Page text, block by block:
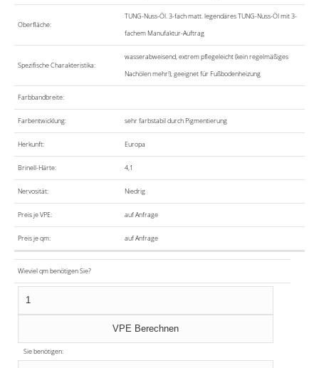
Oberfläche:
TUNG-Nuss-Öl. 3-fach matt. legendäres TUNG-Nuss-Öl mit 3-
fachem Manufaktur-Auftrag
Spezifische Charakteristika:
wasserabweisend, extrem pflegeleicht (kein regelmäßiges
Nachölen mehr!), geeignet für Fußbodenheizung
Farbbandbreite:
Farbentwicklung: sehr farbstabil durch Pigmentierung
Herkunft: Europa
Brinell-Härte: 4,1
Nervosität: Niedrig
Preis je VPE: auf Anfrage
Preis je qm: auf Anfrage
Wieviel qm benötigen Sie?
Sie benötigen: